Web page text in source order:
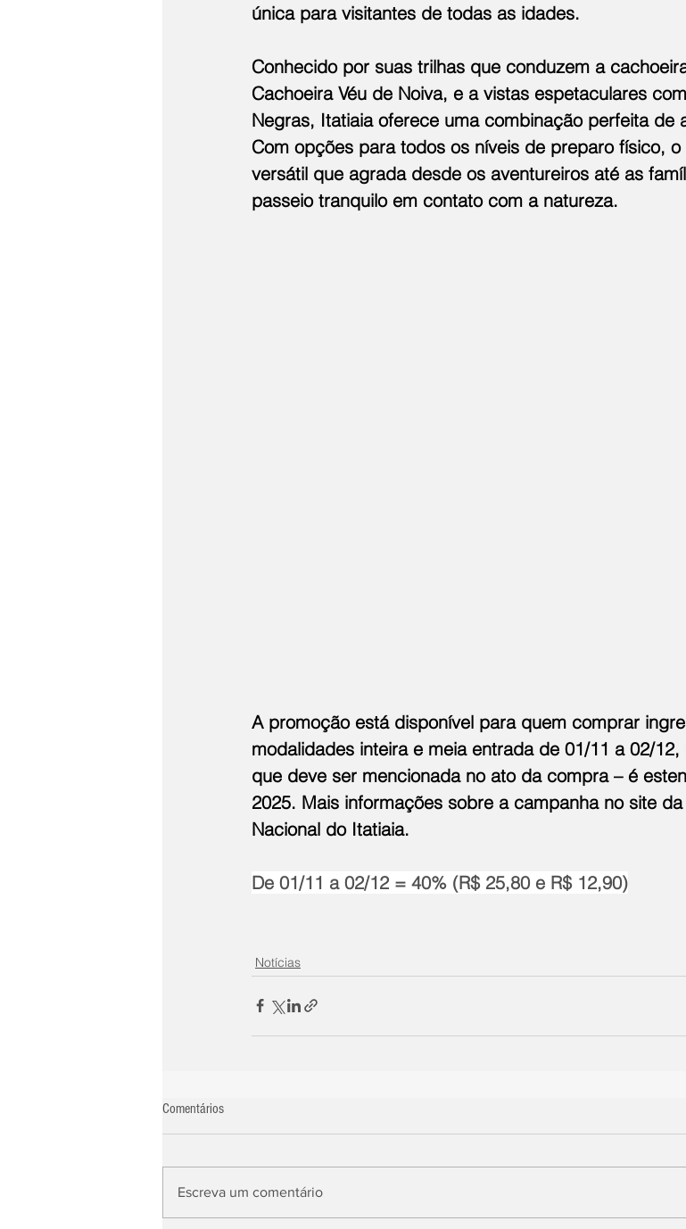
única para visitantes de todas as idades.
Conhecido por suas trilhas que conduzem a
Cachoeira Véu de Noiva, e a vistas espetaculares
Negras, Itatiaia oferece uma combinação perfeita de
Com opções para todos os níveis de preparo físico,
versátil que agrada desde os aventureiros até as
passeio tranquilo em contato com a natureza.
A promoção está disponível para quem comprar
modalidades inteira e meia entrada de 01/11 a 02/
que deve ser mencionada no ato da compra – é
2025. Mais informações sobre a campanha no site da
Nacional do Itatiaia.
De 01/11 a 02/12 = 40% (R$ 25,80 e R$ 12,90)
Notícias
Comentários
Escreva um comentário